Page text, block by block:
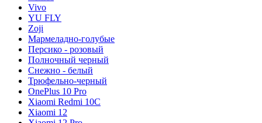
Vivo
YU FLY
Zoji
Мармеладно-голубые
Персико - розовый
Полночный черный
Снежно - белый
Трюфельно-черный
OnePlus 10 Pro
Xiaomi Redmi 10C
Xiaomi 12